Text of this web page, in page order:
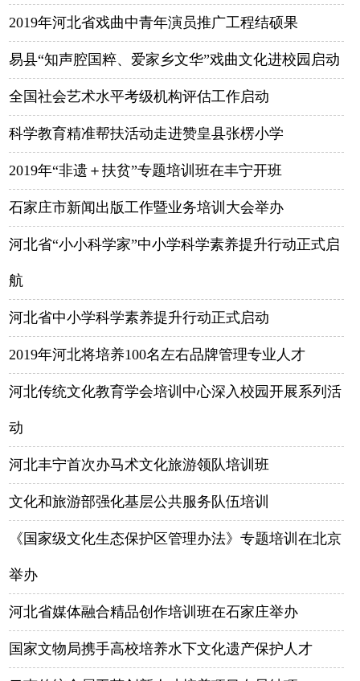
2019年河北省戏曲中青年演员推广工程结硕果
易县“知声腔国粹、爱家乡文华”戏曲文化进校园启动
全国社会艺术水平考级机构评估工作启动
科学教育精准帮扶活动走进赞皇县张楞小学
2019年“非遗＋扶贫”专题培训班在丰宁开班
石家庄市新闻出版工作暨业务培训大会举办
河北省“小小科学家”中小学科学素养提升行动正式启
航
河北省中小学科学素养提升行动正式启动
2019年河北将培养100名左右品牌管理专业人才
河北传统文化教育学会培训中心深入校园开展系列活
动
河北丰宁首次办马术文化旅游领队培训班
文化和旅游部强化基层公共服务队伍培训
《国家级文化生态保护区管理办法》专题培训在北京
举办
河北省媒体融合精品创作培训班在石家庄举办
国家文物局携手高校培养水下文化遗产保护人才